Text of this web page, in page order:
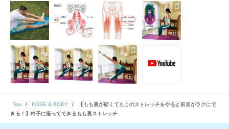
Top POSE & BODY
【もも裏が硬くてもこのストレッチをやると前屈がラクにで
きる！】椅子に座ってできるもも裏ストレッチ